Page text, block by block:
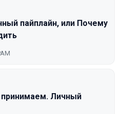
пайплайн, или Почему
Личный